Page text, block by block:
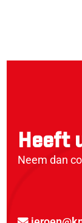
Heeft
Neem dan